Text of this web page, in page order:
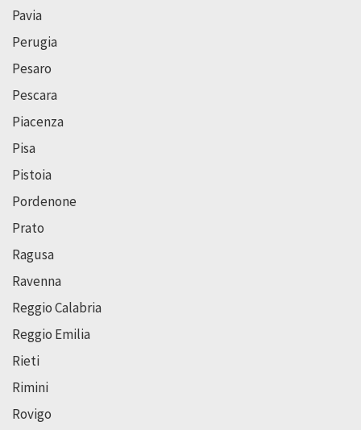
Pavia
Perugia
Pesaro
Pescara
Piacenza
Pisa
Pistoia
Pordenone
Prato
Ragusa
Ravenna
Reggio Calabria
Reggio Emilia
Rieti
Rimini
Rovigo